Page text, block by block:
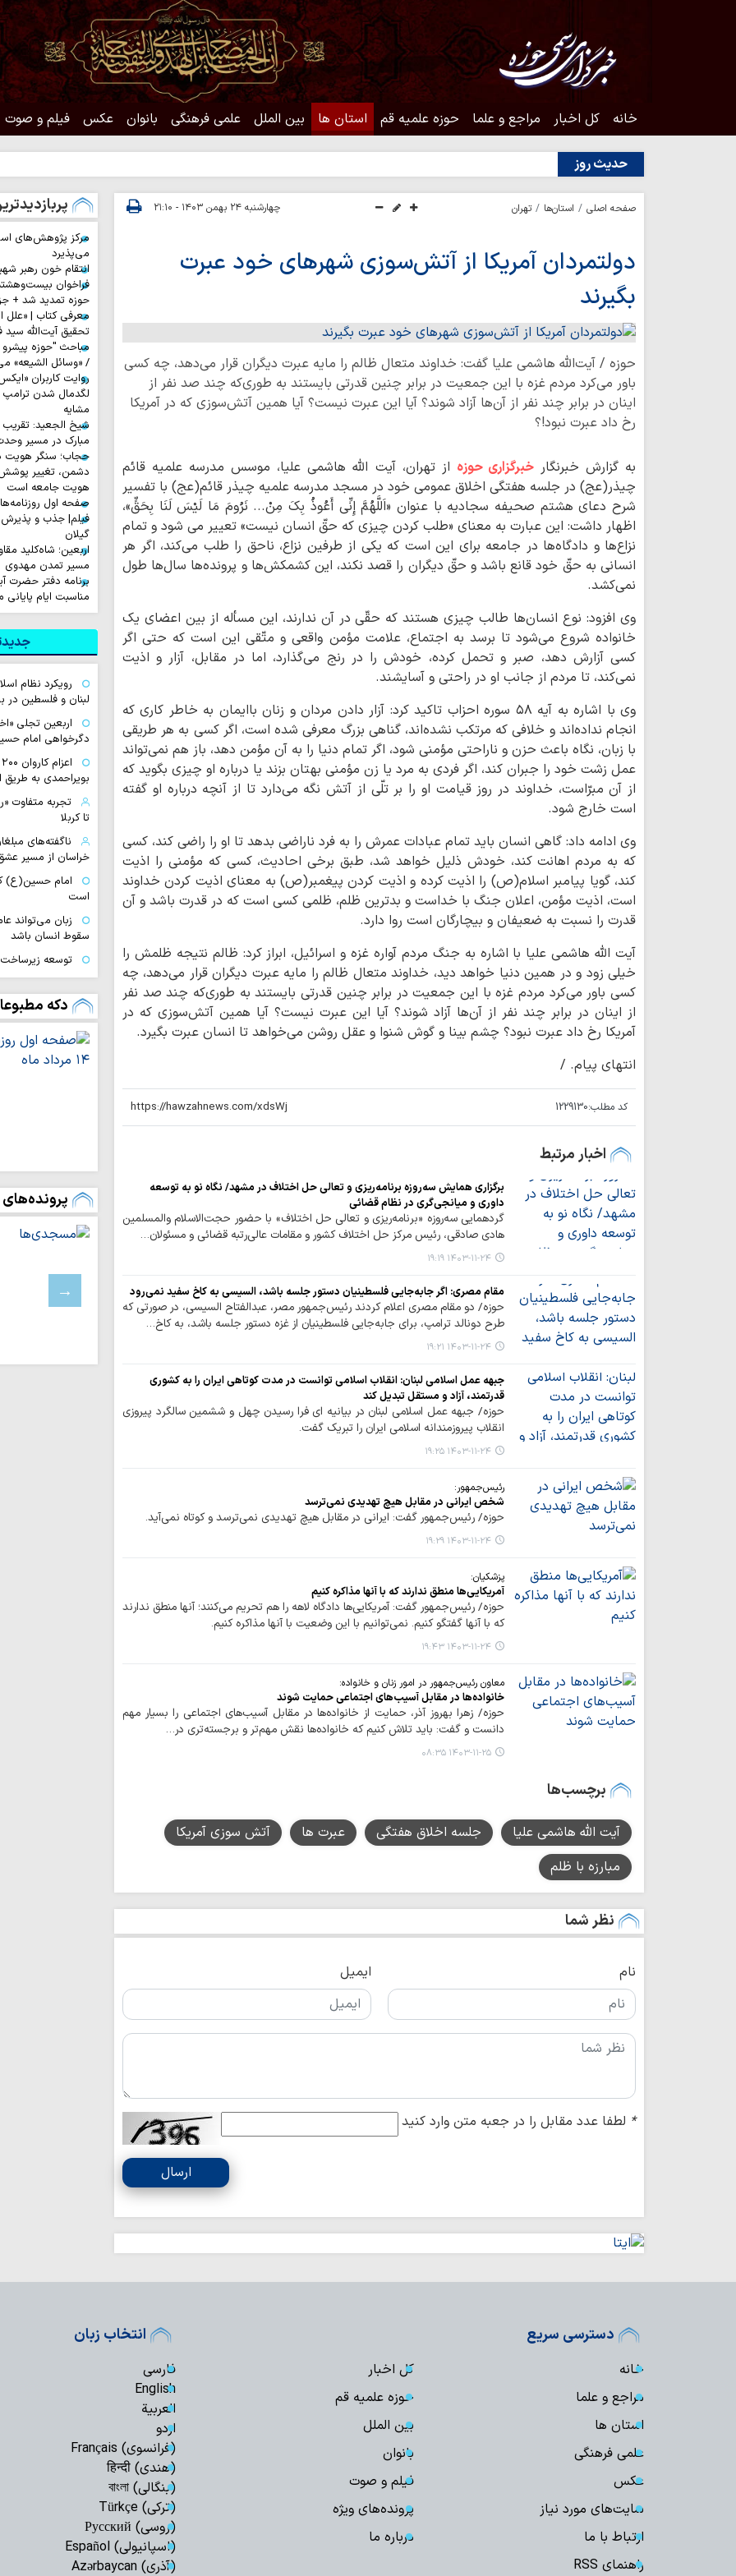
خانه کل اخبار مراجع و علما حوزه علمیه قم استان ها بین الملل علمی فرهنگی بانوان عکس فیلم و صوت
حدیث روز
صفحه اصلی استان‌ها تهران چهارشنبه ۲۴ بهمن ۱۴۰۳ - ۲۱:۱۰
دولتمردان آمریکا از آتش‌سوزی شهرهای خود عبرت
بگیرند
حوزه / آیت‌الله هاشمی علیا گفت: خداوند متعال ظالم را مایه عبرت دیگران قرار می‌دهد، چه کسی
باور می‌کرد مردم غزه با این جمعیت در برابر چنین قدرتی بایستند به طوری‌که چند صد نفر از
اینان در برابر چند نفر از آن‌ها آزاد شوند؟ آیا این عبرت نیست؟ آیا همین آتش‌سوزی که در آمریکا
رخ داد عبرت نبود!؟
به گزارش خبرنگارخبرگزاری حوزه از تهران، آیت الله هاشمی علیا، موسس مدرسه علمیه قائم
چیذر(عج) در جلسه هفتگی اخلاق عمومی خود در مسجد مدرسه علمیه چیذر قائم(عج) با تفسیر
شرح دعای هشتم صحیفه سجادیه با عنوان «اَللَّهُمَّ إِنِّی أَعُوذُ بِکَ مِنْ... نَرُومَ مَا لَیْسَ لَنَا بِحَقٍّ»،
اظهار داشت: این عبارت به معنای «طلب کردن چیزی که حقّ انسان نیست» تعییر می شود و تمام
نزاع‌ها و دادگاه‌ها در جامعه برای این است که یکی از طرفین نزاع، ناحق را طلب می‌کند، اگر هر
انسانی به حقّ خود قانع باشد و حقّ دیگران را قصد نکند، این کشمکش‌ها و پرونده‌ها سال‌ها طول
نمی‌کشد.
وی افزود: نوع انسان‌ها طالب چیزی هستند که حقّی در آن ندارند، این مسأله از بین اعضای یک
خانواده شروع می‌شود تا برسد به اجتماع، علامت مؤمن واقعی و متّقی این است که حتی اگر
کسی آزارش دهد، صبر و تحمل کرده، خودش را در رنج می‌گذارد، اما در مقابل، آزار و اذیت
نمی‌کند، تا مردم از جانب او در راحتی و آسایشند.
وی با اشاره به آیه ۵۸ سوره احزاب تاکید کرد: آزار دادن مردان و زنان باایمان به خاطر کاری که
انجام نداده‌اند و خلافی که مرتکب نشده‌اند، گناهی بزرگ معرفی شده است، اگر کسی به هر طریقی
با زبان، نگاه باعث حزن و ناراحتی مؤمنی شود، اگر تمام دنیا را به آن مؤمن دهد، باز هم نمی‌تواند
عمل زشت خود را جبران کند، اگر فردی به مرد یا زن مؤمنی بهتان بزند یا درباره او چیزی بگوید که
از آن مبرّاست، خداوند در روز قیامت او را بر تلّی از آتش نگه می‌دارد تا از آنچه درباره او گفته
است خارج شود.
وی ادامه داد: گاهی انسان باید تمام عبادات عمرش را به فرد ناراضی بدهد تا او را راضی کند، کسی
که به مردم اهانت کند، خودش ذلیل خواهد شد، طبق برخی احادیث، کسی که مؤمنی را اذیت
کند، گویا پیامبر اسلام(ص) را اذیت کرده و اذیت کردن پیغمبر(ص) به معنای اذیت کردن خداوند
است، اذیت مؤمن، اعلان جنگ با خداست و بدترین ظلم، ظلمی کسی است که در قدرت باشد و آن
قدرت را نسبت به ضعیفان و بیچارگان است روا دارد.
آیت الله هاشمی علیا با اشاره به جنگ مردم آواره غزه و اسرائیل، ابراز کرد: ظالم نتیجه ظلمش را
خیلی زود و در همین دنیا خواهد دید، خداوند متعال ظالم را مایه عبرت دیگران قرار می‌دهد، چه
کسی باور می‌کرد مردم غزه با این جمعیت در برابر چنین قدرتی بایستند به طوری‌که چند صد نفر
از اینان در برابر چند نفر از آن‌ها آزاد شوند؟ آیا این عبرت نیست؟ آیا همین آتش‌سوزی که در
آمریکا رخ داد عبرت نبود؟ چشم بینا و گوش شنوا و عقل روشن می‌خواهد تا انسان عبرت بگیرد.
انتهای پیام. /
کد مطلب:1229130
اخبار مرتبط
برگزاری همایش سه‌روزه برنامه‌ریزی و تعالی حل اختلاف در مشهد/ نگاه نو به توسعه
داوری و میانجی‌گری در نظام قضائی
گردهمایی سه‌روزه «برنامه‌ریزی و تعالی حل اختلاف» با حضور حجت‌الاسلام والمسلمین
هادی صادقی، رئیس مرکز حل اختلاف کشور و مقامات عالی‌رتبه قضائی و مسئولان…
۱۴۰۳-۱۱-۲۴ ۱۹:۱۹
مقام مصری: اگر جابه‌جایی فلسطینیان دستور جلسه باشد، السیسی به کاخ سفید نمی‌رود
حوزه/ دو مقام مصری اعلام کردند رئیس‌جمهور مصر، عبدالفتاح السیسی، در صورتی که
طرح دونالد ترامپ، برای جابه‌جایی فلسطینیان از غزه دستور جلسه باشد، به کاخ…
۱۴۰۳-۱۱-۲۴ ۱۹:۲۱
جبهه عمل اسلامی لبنان: انقلاب اسلامی توانست در مدت کوتاهی ایران را به کشوری
قدرتمند، آزاد و مستقل تبدیل کند
حوزه/ جبهه عمل اسلامی لبنان در بیانیه ای فرا رسیدن چهل و ششمین سالگرد پیروزی
انقلاب پیروزمندانه اسلامی ایران را تبریک گفت.
۱۴۰۳-۱۱-۲۴ ۱۹:۲۵
رئیس‌جمهور:
شخص ایرانی در مقابل هیچ تهدیدی نمی‌ترسد
حوزه/ رئیس‌جمهور گفت: ایرانی در مقابل هیچ تهدیدی نمی‌ترسد و کوتاه نمی‌آید.
۱۴۰۳-۱۱-۲۴ ۱۹:۲۹
پزشکیان:
آمریکایی‌ها منطق ندارند که با آنها مذاکره کنیم
حوزه/ رئیس‌جمهور گفت: آمریکایی‌ها دادگاه لاهه را هم تحریم می‌کنند؛ آنها منطق ندارند
که با آنها گفتگو کنیم. نمی‌توانیم با این وضعیت با آنها مذاکره کنیم.
۱۴۰۳-۱۱-۲۴ ۱۹:۴۳
معاون رئیس‌جمهور در امور زنان و خانواده:
خانواده‌ها در مقابل آسیب‌های اجتماعی حمایت شوند
حوزه/ زهرا بهروز آذر، حمایت از خانواده‌ها در مقابل آسیب‌های اجتماعی را بسیار مهم
دانست و گفت: باید تلاش کنیم که خانواده‌ها نقش مهم‌تر و برجسته‌تری در…
۱۴۰۳-۱۱-۲۵ ۰۸:۳۵
برچسب‌ها
آیت الله هاشمی علیا جلسه اخلاق هفتگی عبرت ها
آتش سوزی آمریکا
مبارزه با ظلم
نظر شما
نام ایمیل
* لطفا عدد مقابل را در جعبه متن وارد کنید
ارسال
مرکز پژوهش‌های
می‌پذیرد
انتقام خون رهبر
فراخوان
حوزه تمدید شد +
معرفی کتاب | «علل
تحقیق آیت‌الله سید
مباحث "حوزه پیشرو
/ «وسائل الشیعه»
لگدمال شدن ترامپ
مشایه
شیخ الجعید: تقریب
مبارک در مسیر
حجاب؛ سنگر هویت
دشمن، تغییر پوشش
هویت جامعه است
صفحه اول روزنامه‌های
فیلم| جذب و پذیرش
گیلان
اربعین؛ شاه‌کلید
مسیر تمدن مهدوی
برنامه دفتر حضرت
مناسبت ایام پایانی
رویکرد نظام
لبنان و فلسطین در
اربعین تجلی
دگرخواهی امام
بویراحمدی به
تجربه متفاوت
تا کربلا
ناگفته‌های
خراسان از مسیر
امام حسین(ع)
است
زبان می‌تواند
سقوط انسان باشد
توسعه
متناسب با شتاب
دیدار نمایندگان
شهید سامعی +
نورلایب
امامزادگان قم
کرامت تا پایان ماه
حفظ تنگه هرمز،
اعراف
به قائد شهید بود
دکه
پرونده‌های
دسترسی سریع
خانه
کل اخبار
مراجع و علما
حوزه علمیه قم
استان ها
بین الملل
علمی فرهنگی
بانوان
عکس
فیلم و صوت
سایت‌های مورد نیاز
پرونده‌های ویژه
ارتباط با ما
درباره ما
راهنمای RSS
انتخاب زبان
فارسی
English
العربیة
اردو
(فرانسوی) Français
(هندی) हिन्दी
(بنگالی) বাংলা
(ترکی) Türkçe
(روسی) Русский
(اسپانیولی) Español
(آذری) Azərbaycan